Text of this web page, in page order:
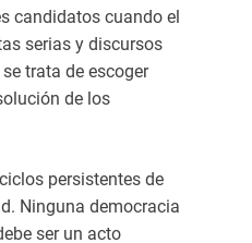
candidatos cuando el
serias y discursos
trata de escoger
de los
persistentes de
Ninguna democracia
ser un acto